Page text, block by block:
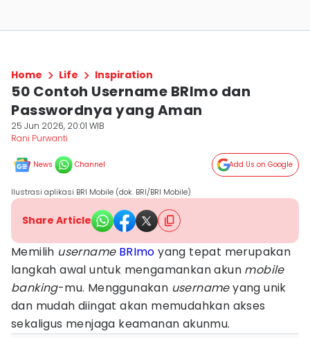
Home Life Inspiration
50 Contoh Username BRImo dan
Passwordnya yang Aman
25 Jun 2026, 20:01 WIB
Rani Purwanti
News Channel Add Us on Google
Ilustrasi aplikasi BRI Mobile (dok. BRI/BRI Mobile)
Share Article
Memilih username BRImo yang tepat merupakan
langkah awal untuk mengamankan akun mobile
banking-mu. Menggunakan usernameyang unik
dan mudah diingat akan memudahkan akses
sekaligus menjaga keamanan akunmu.